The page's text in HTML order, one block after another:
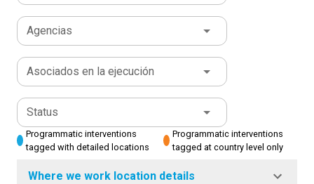
Agencias
Asociados en la ejecución
Status
Programmatic interventions
tagged with detailed locations
Programmatic interventions
tagged at country level only
Where we work location details